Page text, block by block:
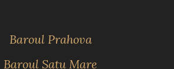
Baroul Prahova
Baroul Satu Mare